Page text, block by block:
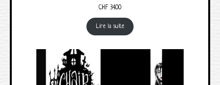
CHF 34.00
Lire la suite